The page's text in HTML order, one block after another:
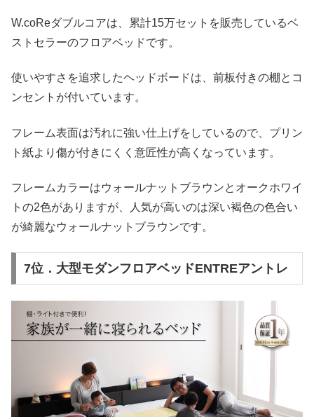
W.coReダブルコアは、累計15万セットを販売しているベ
ストセラーのフロアベッドです。
使いやすさを追求したヘッドボードは、前板付きの棚とコ
ンセントが付いています。
フレーム表面は汚れに強い仕上げをしているので、プリン
ト紙より傷が付きにくく意匠性が高くなっています。
フレームカラーはウォールナットブラウンとオークホワイ
トの2色がありますが、人気が高いのは深い褐色の色合い
が綺麗なウォールナットブラウンです。
7位．大型モダンフロアベッドENTREアントレ